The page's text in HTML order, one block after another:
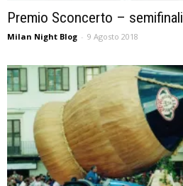
Premio Sconcerto – semifinali
Milan Night Blog - 9 Agosto 2018